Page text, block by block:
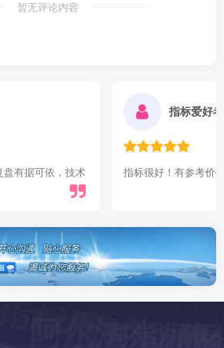
暂无评论内容
有据可依，技术
指标爱好者
指标很好！有参考价
阿尔法指标
尔法指标网